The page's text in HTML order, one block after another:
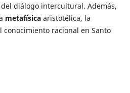
diálogo intercultural. Además,
metafísicaaristotélica, la
conocimiento racional en Santo